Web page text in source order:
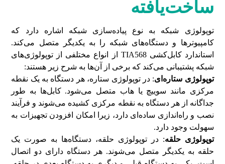
ساخت‌یافته
توپولوژی شبکه به نوع پیاده‌سازی شبکه اشاره دارد که
کامپیوترها و دستگاه‌های شبکه را به یکدیگر متصل می‌کند.
استاندارد کابل‌کشی TIA568 از انواع مختلفی از توپولوژی‌های
شبکه پشتیبانی می‌کند که برخی از آن‌ها به شرح زیر هستند:
توپولوژی ستاره‌ای: در توپولوژی ستاره، هر دستگاه به یک نقطه
مرکزی مانند سوییچ یا هاب متصل می‌شود. کابل‌ها به طور
جداگانه از هر دستگاه به نقطه مرکزی کشیده می‌شوند و فرآیند
نصب و راه‌اندازی ساده‌ای دارد، زیرا امکان افزودن تجهیزات به
سهولت وجود دارد.
توپولوژی حلقه: در توپولوژی حلقه، دستگاه‌ها به صورت یک
حلقه به یکدیگر متصل می‌شوند. هر دستگاه دارای دو اتصال